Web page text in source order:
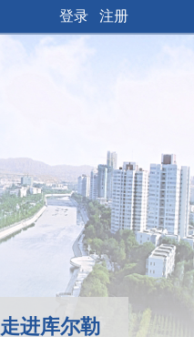
登录 注册
走进库尔勒